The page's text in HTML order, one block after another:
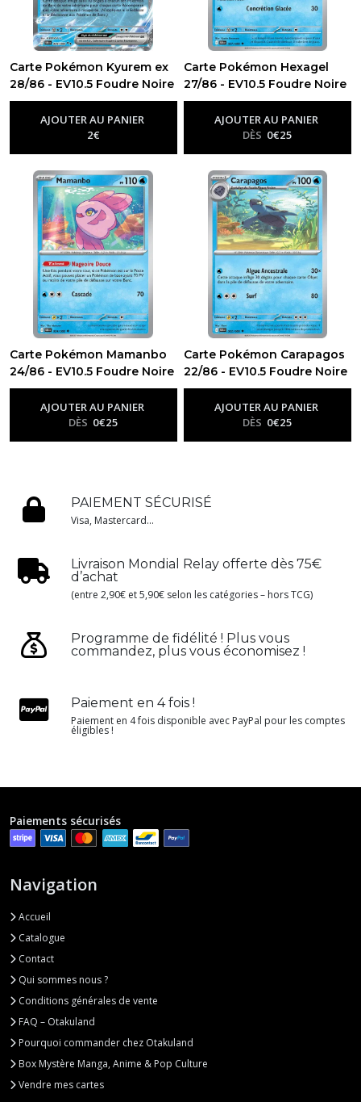
Carte Pokémon Kyurem ex
28/86 - EV10.5 Foudre Noire
-Ev10.5 - Foudre Noire
AJOUTER AU PANIER
2€
Carte Pokémon Hexagel
27/86 - EV10.5 Foudre Noire
-Ev10.5 - Foudre Noire
AJOUTER AU PANIER
DÈS 0€25
Carte Pokémon Mamanbo
24/86 - EV10.5 Foudre Noire
-Ev10.5 - Foudre Noire
AJOUTER AU PANIER
DÈS 0€25
Carte Pokémon Carapagos
22/86 - EV10.5 Foudre Noire
-Ev10.5 - Foudre Noire
AJOUTER AU PANIER
DÈS 0€25
PAIEMENT SÉCURISÉ
Visa, Mastercard...
Livraison Mondial Relay offerte dès 75€
d’achat
(entre 2,90€ et 5,90€ selon les catégories – hors TCG)
Programme de fidélité ! Plus vous
commandez, plus vous économisez !
Paiement en 4 fois !
Paiement en 4 fois disponible avec PayPal pour les comptes
éligibles !
Paiements sécurisés
Navigation
Accueil
Catalogue
Contact
Qui sommes nous ?
Conditions générales de vente
FAQ – Otakuland
Pourquoi commander chez Otakuland
Box Mystère Manga, Anime & Pop Culture
Vendre mes cartes